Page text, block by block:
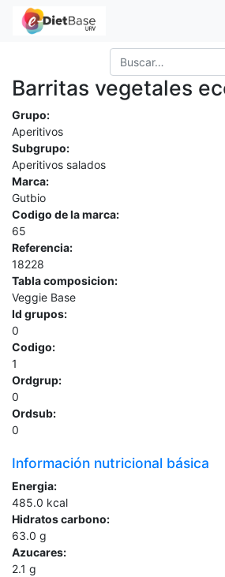
Barritas vegetales
Grupo:
Aperitivos
Subgrupo:
Aperitivos salados
Marca:
Gutbio
Codigo de la marca:
65
Referencia:
18228
Tabla composicion:
Veggie Base
Id grupos:
0
Codigo:
1
Ordgrup:
0
Ordsub:
0
Información nutricional básica
Energia:
485.0 kcal
Hidratos carbono:
63.0 g
Azucares:
2.1 g